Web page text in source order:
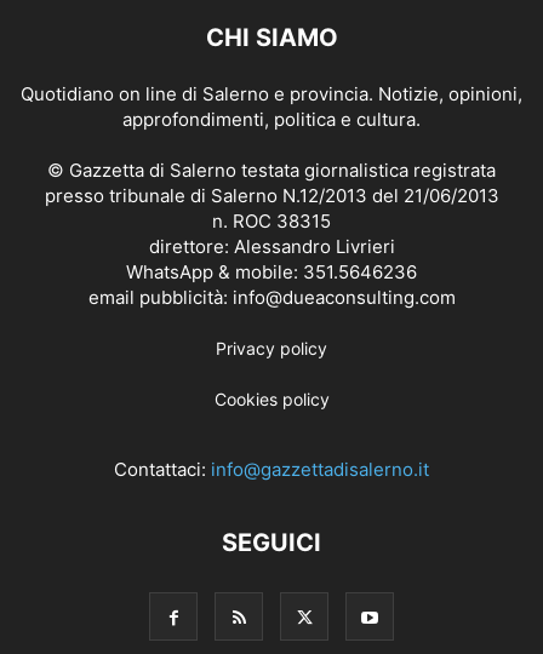
CHI SIAMO
Quotidiano on line di Salerno e provincia. Notizie, opinioni,
approfondimenti, politica e cultura.
© Gazzetta di Salerno testata giornalistica registrata
presso tribunale di Salerno N.12/2013 del 21/06/2013
n. ROC 38315
direttore: Alessandro Livrieri
WhatsApp & mobile: 351.5646236
email pubblicità: info@dueaconsulting.com
Privacy policy
Cookies policy
Contattaci: info@gazzettadisalerno.it
SEGUICI